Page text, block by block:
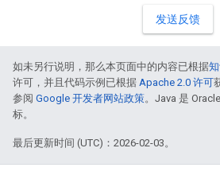
发送反馈
如未另行说明，那么本页面中的内容已根据
许可，并且代码示例已根据 Apache 2.0 许可
参阅 Google 开发者网站政策。Java 是
标。
最后更新时间 (UTC)：2026-02-03。